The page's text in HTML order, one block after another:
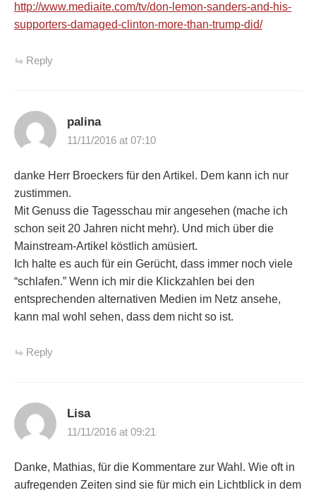
http://www.mediaite.com/tv/don-lemon-sanders-and-his-
supporters-damaged-clinton-more-than-trump-did/
Reply
palina
11/11/2016 at 07:10
danke Herr Broeckers für den Artikel. Dem kann ich nur
zustimmen.
Mit Genuss die Tagesschau mir angesehen (mache ich
schon seit 20 Jahren nicht mehr). Und mich über die
Mainstream-Artikel köstlich amüsiert.
Ich halte es auch für ein Gerücht, dass immer noch viele
“schlafen.” Wenn ich mir die Klickzahlen bei den
entsprechenden alternativen Medien im Netz ansehe,
kann mal wohl sehen, dass dem nicht so ist.
Reply
Lisa
11/11/2016 at 09:21
Danke, Mathias, für die Kommentare zur Wahl. Wie oft in
aufregenden Zeiten sind sie für mich ein Lichtblick in dem